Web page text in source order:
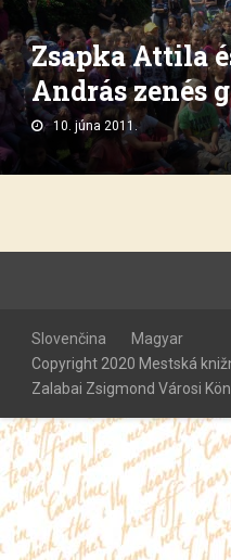
Zsapka Attila
András zenés
10. júna 2011.
Slovenčina
Magyar
Copyright 2020 Mestská
Zalabai Zsigmond Városi